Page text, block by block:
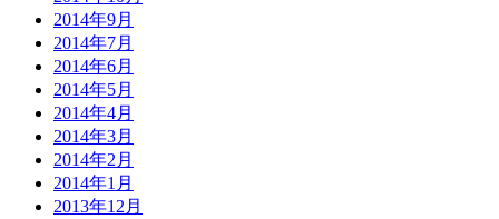
2014年9月
2014年7月
2014年6月
2014年5月
2014年4月
2014年3月
2014年2月
2014年1月
2013年12月